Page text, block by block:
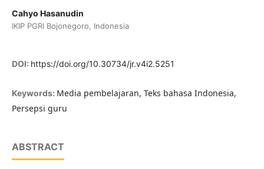
Cahyo Hasanudin
IKIP PGRI Bojonegoro, Indonesia
DOI: https://doi.org/10.30734/jr.v4i2.5251
Keywords: Media pembelajaran, Teks bahasa Indonesia,
Persepsi guru
ABSTRACT